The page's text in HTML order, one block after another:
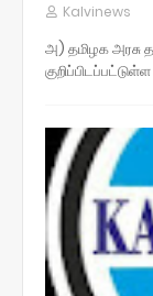
Kalvinews
அ) தமிழக அரசு